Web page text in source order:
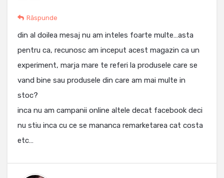
Răspunde
din al doilea mesaj nu am inteles foarte multe…asta
pentru ca, recunosc am inceput acest magazin ca un
experiment, marja mare te referi la produsele care se
vand bine sau produsele din care am mai multe in
stoc?
inca nu am campanii online altele decat facebook deci
nu stiu inca cu ce se mananca remarketarea cat costa
etc…